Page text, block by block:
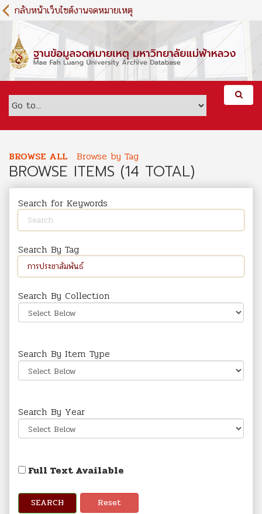
S
k
m
c
กลับหน้าเว็บไซต์งานจดหมายเหตุ
BROWSE ALL Browse by Tag
BROWSE ITEMS (14 TOTAL)
Search for Keywords
Search By Tag
Search By Collection
Search By Item Type
Search By Year
Full Text Available
SEARCH Reset